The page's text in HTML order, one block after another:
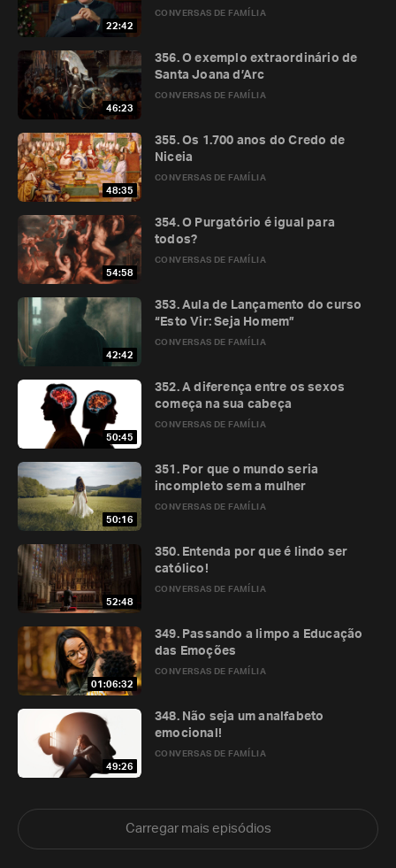
22:42
CONVERSAS DE FAMÍLIA
46:23
CONVERSAS DE FAMÍLIA
356. O exemplo extraordinário de
Santa Joana d’Arc
48:35
CONVERSAS DE FAMÍLIA
355. Os 1.700 anos do Credo de
Niceia
54:58
CONVERSAS DE FAMÍLIA
354. O Purgatório é igual para
todos?
42:42
CONVERSAS DE FAMÍLIA
353. Aula de Lançamento do curso
“Esto Vir: Seja Homem”
50:45
CONVERSAS DE FAMÍLIA
352. A diferença entre os sexos
começa na sua cabeça
50:16
CONVERSAS DE FAMÍLIA
351. Por que o mundo seria
incompleto sem a mulher
52:48
CONVERSAS DE FAMÍLIA
350. Entenda por que é lindo ser
católico!
01:06:32
CONVERSAS DE FAMÍLIA
349. Passando a limpo a Educação
das Emoções
49:26
CONVERSAS DE FAMÍLIA
348. Não seja um analfabeto
emocional!
Carregar mais episódios